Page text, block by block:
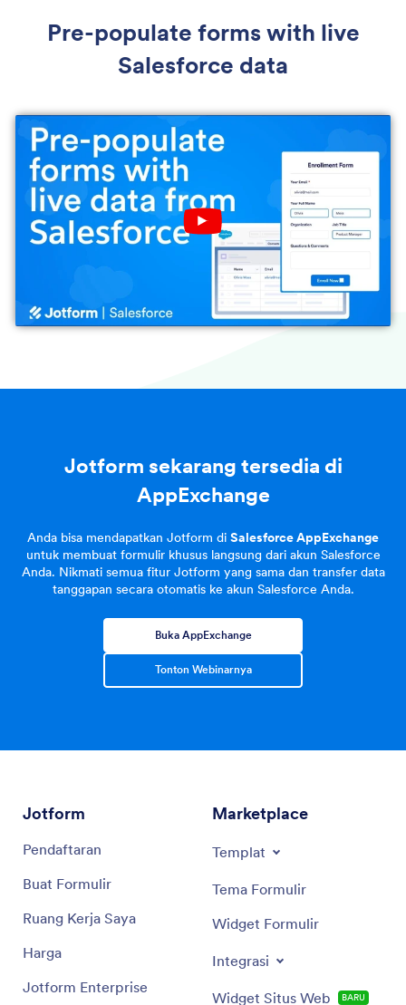
Pre-populate forms with live
Salesforce data
Play YouTube Video
Jotform sekarang tersedia di
AppExchange
Anda bisa mendapatkan Jotform di Salesforce AppExchange
untuk membuat formulir khusus langsung dari akun Salesforce
Anda. Nikmati semua fitur Jotform yang sama dan transfer data
tanggapan secara otomatis ke akun Salesforce Anda.
Buka AppExchange
Tonton Webinarnya
Jotform
Pendaftaran
Buat Formulir
Ruang Kerja Saya
Harga
Jotform Enterprise
Marketplace
Templat
Tema Formulir
Widget Formulir
Integrasi
Widget Situs Web BARU